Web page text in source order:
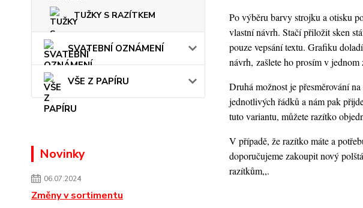
TUŽKY S RAZÍTKEM
SVATEBNÍ OZNÁMENÍ
VŠE Z PAPÍRU
Novinky
06.07.2024
Změny v sortimentu
Po výběru barvy strojku a otisku
vlastní návrh. Stačí přiložit sken
pouze vepsání textu. Grafiku
návrh, zašlete ho prosím v jednom
Druhá možnost je přesměrování
jednotlivých řádků a nám pak
tuto variantu, můžete razítko
V případě, že razítko máte a
doporučujeme zakoupit nový
razítkům,,.